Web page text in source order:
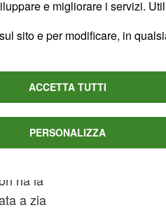
con
di
Dante
ha la
a zia
e migliorare i servizi.
sito e per modificare, in
ACCETTA TUTTI
PERSONALIZZA